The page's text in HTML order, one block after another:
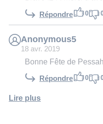
Répondre 0
Anonymous5
18 avr. 2019
Bonne Fête de
Répondre 0
Lire plus